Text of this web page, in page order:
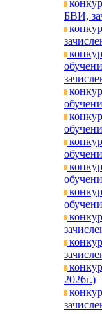
БВИ,
2026г.)